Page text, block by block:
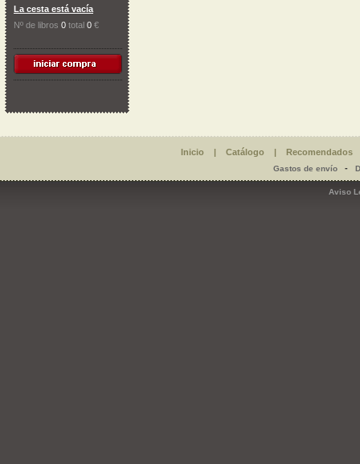
La cesta está vacía
Nº de libros 0 total 0 €
Inicio | Catálogo | Recomendados
Gastos de envío-
Aviso